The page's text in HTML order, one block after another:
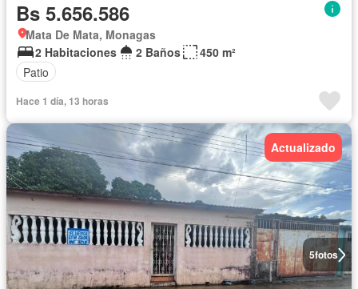
Bs 5.656.586
Mata De Mata, Monagas
2 Habitaciones
2 Baños
450 m²
Patio
Hace 1 día, 13 horas
5fotos
Actualizado